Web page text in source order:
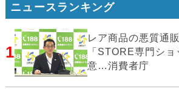
ニュースランキング
1
レア商品の悪質通
「STORE専門シ
意…消費者庁